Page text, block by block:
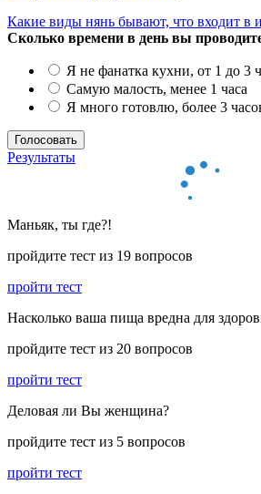
Какие виды нянь бывают, что входит в
Сколько времени в день вы
Я не фанатка кухни, от 1 до 3
Самую малость, менее 1 часа
Я много готовлю, более 3
Результаты
Маньяк, ты где?!
пройдите тест из 19 вопросов
пройти тест
Насколько ваша пища вредна для
пройдите тест из 20 вопросов
пройти тест
Деловая ли Вы женщина?
пройдите тест из 5 вопросов
пройти тест